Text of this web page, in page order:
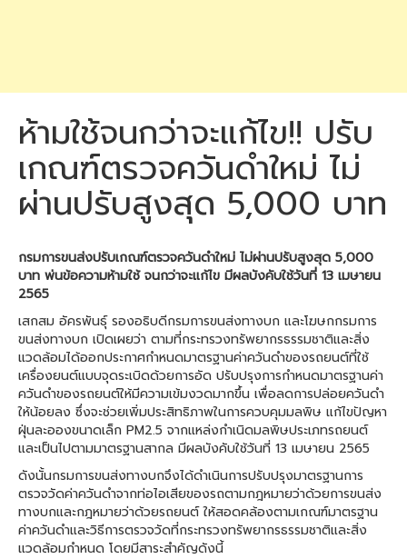
ห้ามใช้จนกว่าจะแก้ไข!! ปรับ
เกณฑ์ตรวจควันดำใหม่ ไม่
ผ่านปรับสูงสุด 5,000 บาท
กรมการขนส่งปรับเกณฑ์ตรวจควันดำใหม่ ไม่ผ่านปรับสูงสุด 5,000
บาท พ่นข้อความห้ามใช้ จนกว่าจะแก้ไข มีผลบังคับใช้วันที่ 13 เมษายน
2565
เสกสม อัครพันธุ์ รองอธิบดีกรมการขนส่งทางบก และโฆษกกรมการ
ขนส่งทางบก เปิดเผยว่า ตามที่กระทรวงทรัพยากรธรรมชาติและสิ่ง
แวดล้อมได้ออกประกาศกำหนดมาตรฐานค่าควันดำของรถยนต์ที่ใช้
เครื่องยนต์แบบจุดระเบิดด้วยการอัด ปรับปรุงการกำหนดมาตรฐานค่า
ควันดำของรถยนต์ให้มีความเข้มงวดมากขึ้น เพื่อลดการปล่อยควันดำ
ให้น้อยลง ซึ่งจะช่วยเพิ่มประสิทธิภาพในการควบคุมมลพิษ แก้ไขปัญหา
ฝุ่นละอองขนาดเล็ก PM2.5 จากแหล่งกำเนิดมลพิษประเภทรถยนต์
และเป็นไปตามมาตรฐานสากล มีผลบังคับใช้วันที่ 13 เมษายน 2565
ดังนั้นกรมการขนส่งทางบกจึงได้ดำเนินการปรับปรุงมาตรฐานการ
ตรวจวัดค่าควันดำจากท่อไอเสียของรถตามกฎหมายว่าด้วยการขนส่ง
ทางบกและกฎหมายว่าด้วยรถยนต์ ให้สอดคล้องตามเกณฑ์มาตรฐาน
ค่าควันดำและวิธีการตรวจวัดที่กระทรวงทรัพยากรธรรมชาติและสิ่ง
แวดล้อมกำหนด โดยมีสาระสำคัญดังนี้